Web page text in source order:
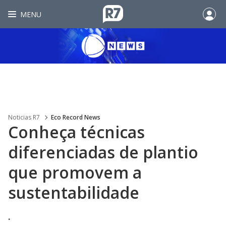
MENU
Noticias R7 Eco Record News
Conheça técnicas
diferenciadas de plantio
que promovem a
sustentabilidade
.